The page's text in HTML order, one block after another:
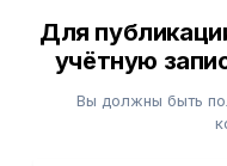
Для
учётную
Вы должны быть